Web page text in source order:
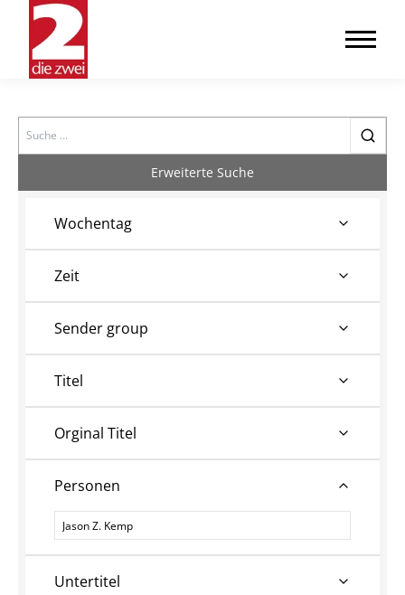
Search
Erweiterte Suche
Wochentag
Zeit
Sender group
Titel
Orginal Titel
Personen
Personen
Untertitel